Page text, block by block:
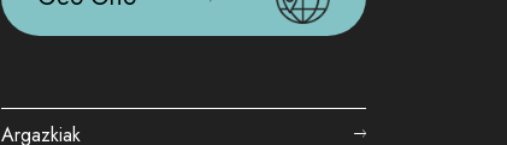
Argazkiak